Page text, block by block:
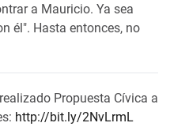
a Mauricio. Ya sea
él". Hasta entonces, no
Propuesta Cívica a
http://bit.ly/2NvLrmL